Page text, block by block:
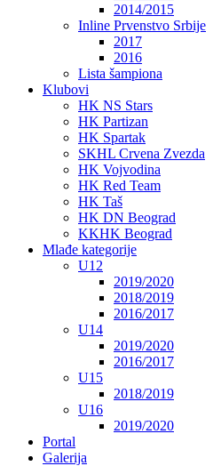
2014/2015
Inline Prvenstvo Srbije
2017
2016
Lista šampiona
Klubovi
HK NS Stars
HK Partizan
HK Spartak
SKHL Crvena Zvezda
HK Vojvodina
HK Red Team
HK Taš
HK DN Beograd
KKHK Beograd
Mlađe kategorije
U12
2019/2020
2018/2019
2016/2017
U14
2019/2020
2016/2017
U15
2018/2019
U16
2019/2020
Portal
Galerija